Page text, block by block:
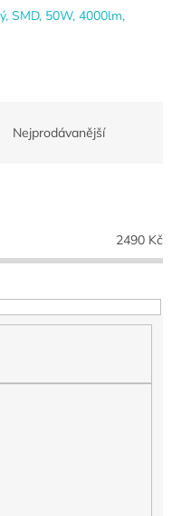
SMD, 50W, 4000lm,
Nejprodávanější
2490 Kč